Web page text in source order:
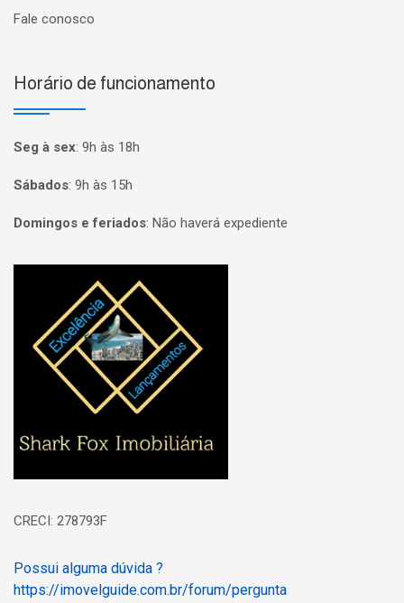
Fale conosco
Horário de funcionamento
Seg à sex: 9h às 18h
Sábados: 9h às 15h
Domingos e feriados: Não haverá expediente
Página inicial
CRECI: 278793F
Possui alguma dúvida ?
https://imovelguide.com.br/forum/pergunta